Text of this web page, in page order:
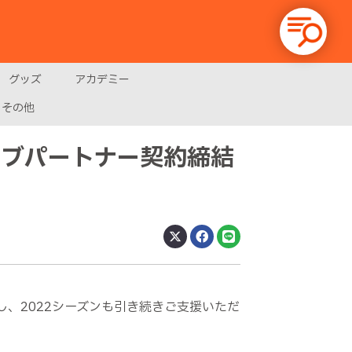
グッズ
アカデミー
その他
パートナー契約締結
、2022シーズンも引き続きご支援いただ